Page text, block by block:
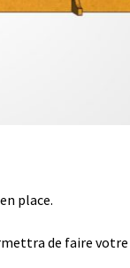
place.
de faire